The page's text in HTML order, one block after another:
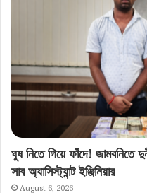
ঘুষ নিতে গিয়ে ফাঁদে! জামবনিতে
সাব অ্যাসিস্ট্যান্ট ইঞ্জিনিয়ার
August 6, 2026